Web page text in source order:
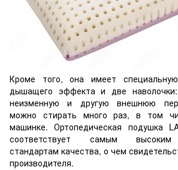
Кроме того, она имеет
дышащего эффекта и две
неизменную и другую внешнюю
можно стирать много раз, в том
машинке. Ортопедическая подушка
соответствует самым высоким
стандартам качества, о чем
производителя.